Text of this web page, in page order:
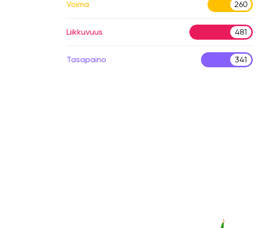
Voima 260
Liikkuvuus 481
Tasapaino 341